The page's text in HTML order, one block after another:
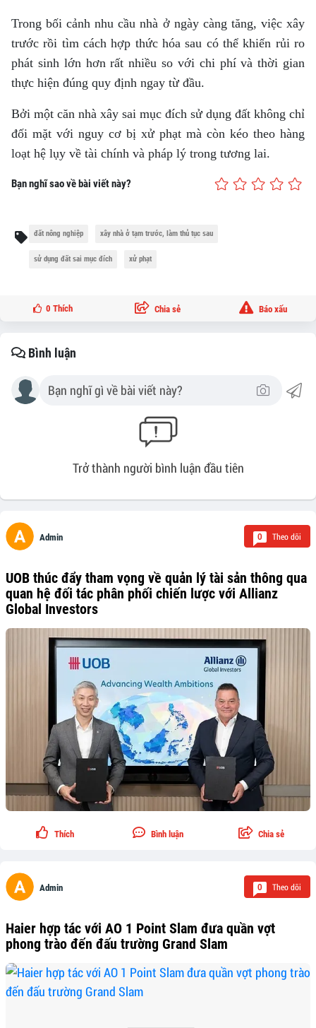
Trong bối cảnh nhu cầu nhà ở ngày càng tăng, việc xây
trước rồi tìm cách hợp thức hóa sau có thể khiến rủi ro
phát sinh lớn hơn rất nhiều so với chi phí và thời gian
thực hiện đúng quy định ngay từ đầu.
Bởi một căn nhà xây sai mục đích sử dụng đất không chỉ
đối mặt với nguy cơ bị xử phạt mà còn kéo theo hàng
loạt hệ lụy về tài chính và pháp lý trong tương lai.
Bạn nghĩ sao về bài viết này?
đất nông nghiệp xây nhà ở tạm trước, làm thủ tục sau
sử dụng đất sai mục đích xử phạt
0 Thích Chia sẻ Báo xấu
Bình luận
Trở thành người bình luận đầu tiên
Admin 0 Theo dõi
UOB thúc đẩy tham vọng về quản lý tài sản thông qua
quan hệ đối tác phân phối chiến lược với Allianz
Global Investors
Thích Bình luận Chia sẻ
Admin 0 Theo dõi
Haier hợp tác với AO 1 Point Slam đưa quần vợt
phong trào đến đấu trường Grand Slam